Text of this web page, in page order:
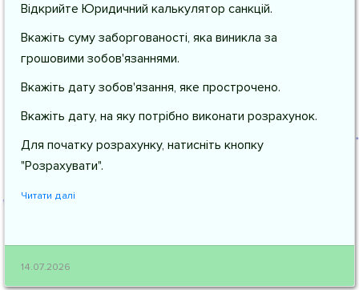
Відкрийте Юридичний калькулятор санкцій.
Вкажіть суму заборгованості, яка виникла за
грошовими зобов'язаннями.
Вкажіть дату зобов'язання, яке прострочено.
Вкажіть дату, на яку потрібно виконати розрахунок.
Для початку розрахунку, натисніть кнопку
"Розрахувати".
Читати далі
14.07.2026